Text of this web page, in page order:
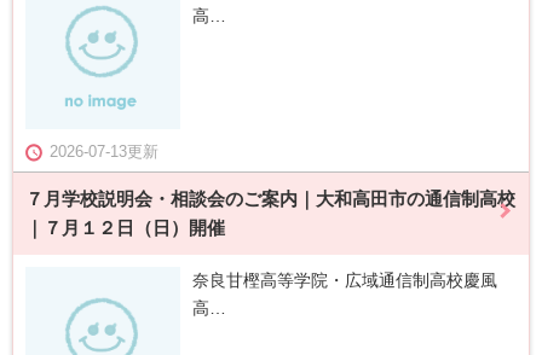
高…
2026-07-13更新
７月学校説明会・相談会のご案内｜大和高田市の通信制高校
｜７月１２日（日）開催
奈良甘樫高等学院・広域通信制高校慶風
高…